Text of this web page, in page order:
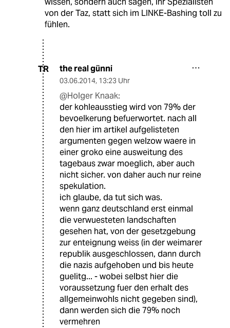
von der Taz, statt sich im LINKE-Bashing toll zu
fühlen.
TR the real günni
03.06.2014, 13:23 Uhr
@Holger Knaak:
der kohleausstieg wird von 79% der
bevoelkerung befuerwortet. nach all
den hier im artikel aufgelisteten
argumenten gegen welzow waere in
einer groko eine ausweitung des
tagebaus zwar moeglich, aber auch
nicht sicher. von daher auch nur reine
spekulation.
ich glaube, da tut sich was.
wenn ganz deutschland erst einmal
die verwuesteten landschaften
gesehen hat, von der gesetzgebung
zur enteignung weiss (in der weimarer
republik ausgeschlossen, dann durch
die nazis aufgehoben und bis heute
guelitg... - wobei selbst hier die
voraussetzung fuer den erhalt des
allgemeinwohls nicht gegeben sind),
dann werden sich die 79% noch
vermehren